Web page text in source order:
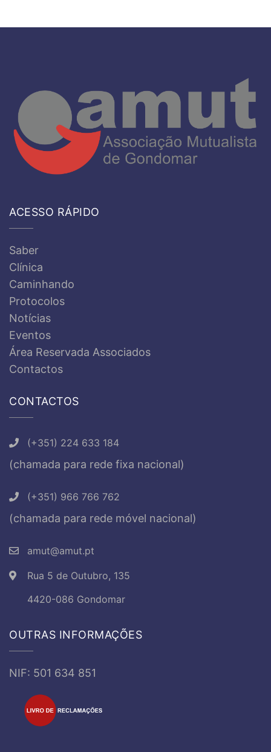
ACESSO RÁPIDO
Saber
Clínica
Caminhando
Protocolos
Notícias
Eventos
Área Reservada Associados
Contactos
CONTACTOS
(+351) 224 633 184
(chamada para rede fixa nacional)
(+351) 966 766 762
(chamada para rede móvel nacional)
amut@amut.pt
Rua 5 de Outubro, 135
4420-086 Gondomar
OUTRAS INFORMAÇÕES
NIF: 501 634 851